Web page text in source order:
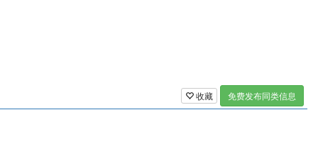
收藏 免费发布同类信息